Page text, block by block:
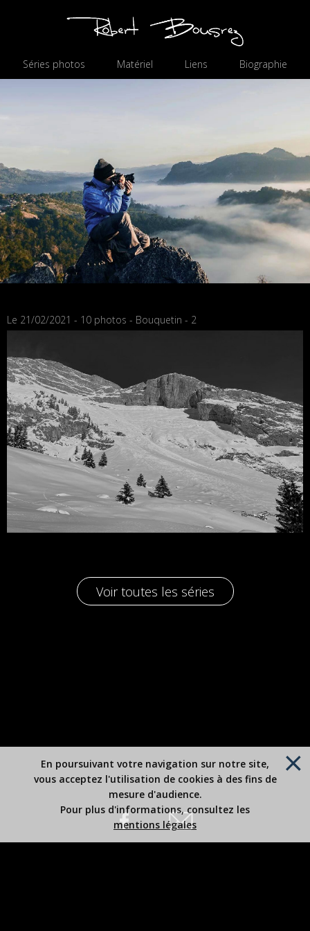
Séries photos Matériel Liens Biographie
Le 21/02/2021 - 10 photos - Bouquetin - 2
Voir toutes les séries
En poursuivant votre navigation sur notre site,
vous acceptez l'utilisation de cookies à des fins de
mesure d'audience.
Pour plus d'informations, consultez les
mentions légales